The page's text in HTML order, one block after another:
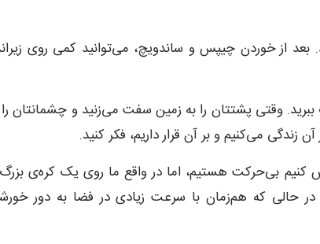
از خوردن چیپس و ساندویچ، می‌توانید کمی روی
وقتی پشتتان را به زمین سفت می‌زنید و چشمانتان را
زندگی می‌کنیم و بر آن قرار داریم، فکر کنید.
بی‌حرکت هستیم، اما در واقع ما روی یک کره‌ی بزرگ
که هم‌زمان با سرعت زیادی در فضا به دور